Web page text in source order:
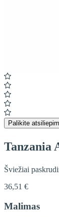
Item
1
of
5
Palikite
Tanzania
Šviežiai
36,51 €
Malimas